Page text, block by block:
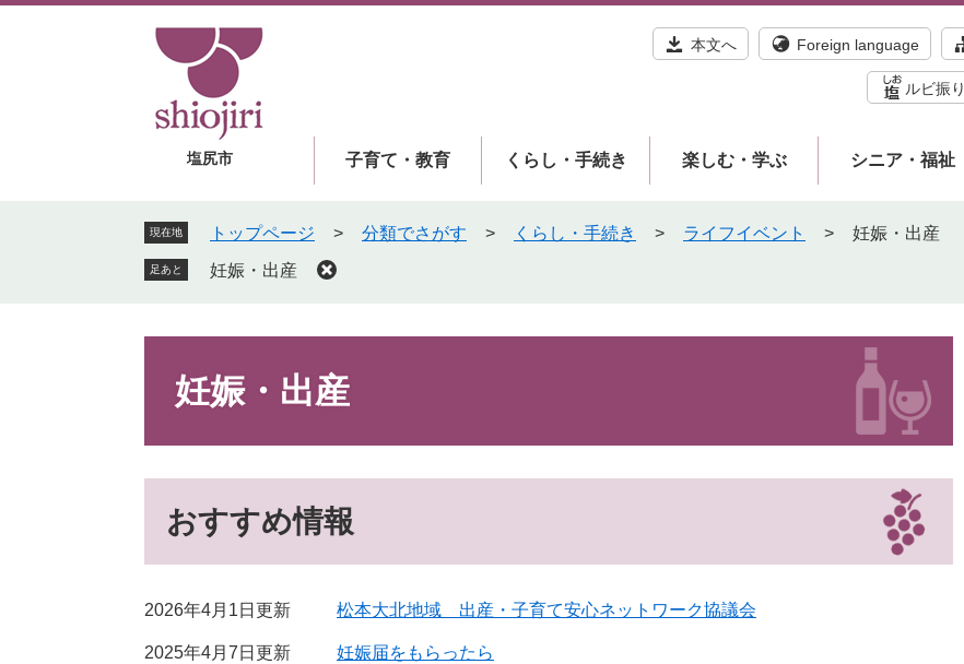
塩尻市
本文へ Foreign language
ルビ振り
子育て・教育 くらし・手続き 楽しむ・学ぶ シニア・福祉
現在地 トップページ > 分類でさがす > くらし・手続き > ライフイベント > 妊娠・出産
足あと 妊娠・出産
妊娠・出産
おすすめ情報
2026年4月1日更新 松本大北地域 出産・子育て安心ネットワーク協議会
2025年4月7日更新 妊娠届をもらったら